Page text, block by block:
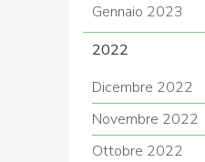
Gennaio 2023
2022
Dicembre 2022
Novembre 2022
Ottobre 2022